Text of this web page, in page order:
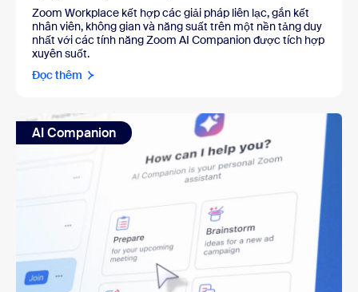
Zoom Workplace kết hợp các giải pháp liên lạc, gắn kết
nhân viên, không gian và năng suất trên một nền tảng duy
nhất với các tính năng Zoom AI Companion được tích hợp
xuyên suốt.
Đọc thêm
AI Companion